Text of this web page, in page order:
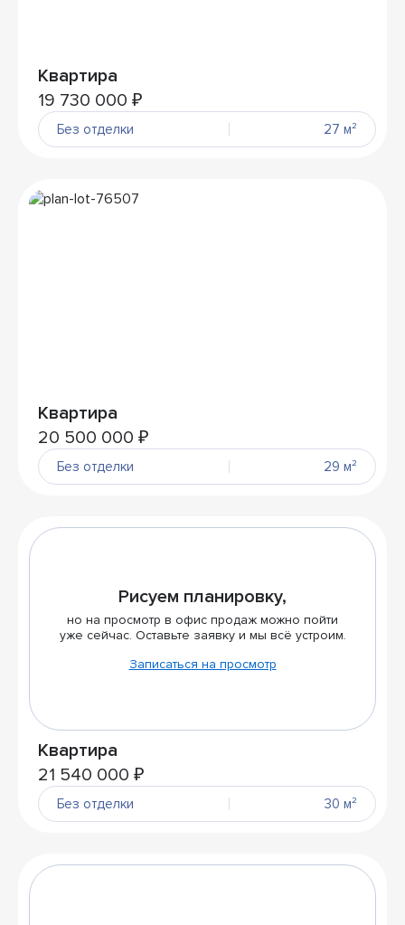
Квартира
19 730 000 ₽
Без отделки 27 м²
Квартира
20 500 000 ₽
Без отделки 29 м²
Рисуем планировку,
но на просмотр в офис продаж можно пойти
уже сейчас. Оставьте заявку и мы всё устроим.
Записаться на просмотр
Квартира
21 540 000 ₽
Без отделки 30 м²